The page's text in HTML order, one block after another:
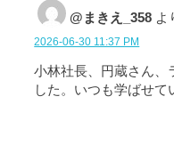
@まきえ_358 よ
2026-06-30 11:37 PM
小林社長、円蔵さん、
した。いつも学ばせて